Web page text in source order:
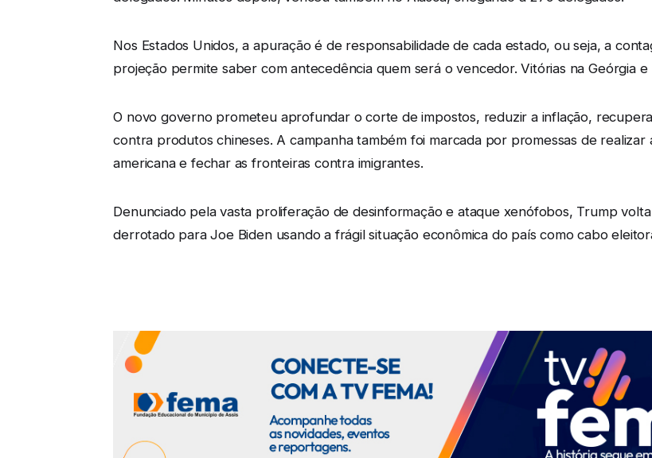
Nos Estados Unidos, a apuração é de responsabilidade de cada estado, ou seja, a
projeção permite saber com antecedência quem será o vencedor. Vitórias na Geórgia e
O novo governo prometeu aprofundar o corte de impostos, reduzir a inflação,
contra produtos chineses. A campanha também foi marcada por promessas de
americana e fechar as fronteiras contra imigrantes.
Denunciado pela vasta proliferação de desinformação e ataque xenófobos, Trump
derrotado para Joe Biden usando a frágil situação econômica do país como cabo